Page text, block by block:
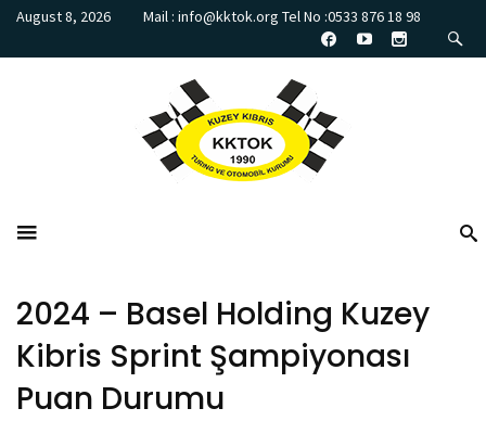
August 8, 2026 Mail : info@kktok.org Tel No :0533 876 18 98
2024 – Basel Holding Kuzey
Kibris Sprint Şampiyonası
Puan Durumu